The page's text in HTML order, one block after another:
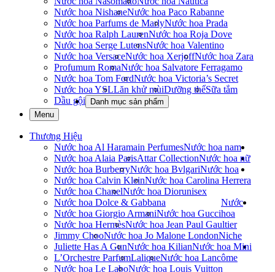
Nước hoa NishaneNước hoa Paco Rabanne
Nước hoa Parfums de MarlyNước hoa Prada
Nước hoa Ralph LaurenNước hoa Roja Dove
Nước hoa Serge LutensNước hoa Valentino
Nước hoa VersaceNước hoa XerjoffNước hoa Zara
Profumum RomaNước hoa Salvatore Ferragamo
Nước hoa Tom FordNước hoa Victoria’s Secret
Nước hoa YSLLăn khử mùiDưỡng thểSữa tắm
Dầu gội
Danh mục sản phẩm
Menu
Thương Hiệu
Nước hoa Al Haramain Perfumes
Nước hoa Alaia ParisAttar Collection
Nước hoa BurberryNước hoa Bvlgari
Nước hoa Calvin KleinNước hoa Carolina Herrera
Nước hoa ChanelNước hoa Dior
Nước hoa Dolce & Gabbana
Nước hoa Giorgio ArmaniNước hoa Gucci
Nước hoa HermèsNước hoa Jean Paul Gaultier
Jimmy ChooNước hoa Jo Malone London
Juliette Has A GunNước hoa Kilian
L’Orchestre ParfumLaliqueNước hoa Lancôme
Nước hoa Le LaboNước hoa Louis Vuitton
Nước hoa nam
Nước hoa nữ
Nước hoa
unisex
Nước
hoa
Niche
Nước hoa Mini